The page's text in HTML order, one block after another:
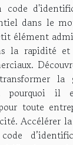
code
dans le
élément
la rapidité et
la
pourquoi il
toute
Accélérer